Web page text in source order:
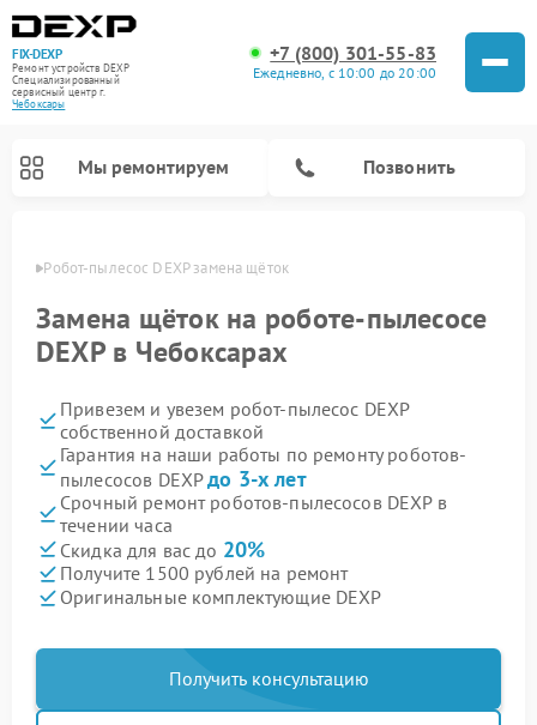
FIX-DEXP
Ремонт устройств DEXP
Специализированный
cервисный центр г.
Чебоксары
+7 (800) 301-55-83
Ежедневно, с 10:00 до 20:00
Мы ремонтируем Позвонить
Робот-пылесос DEXP замена щёток
Замена щёток на роботе-пылесосе
DEXP в Чебоксарах
Привезем и увезем робот-пылесос DEXP
собственной доставкой
Гарантия на наши работы по ремонту роботов-
пылесосов DEXPдо 3-х лет
Срочный ремонт роботов-пылесосов DEXP в
течении часа
Скидка для вас до 20%
Получите 1500 рублей на ремонт
Оригинальные комплектующие DEXP
Получить консультацию